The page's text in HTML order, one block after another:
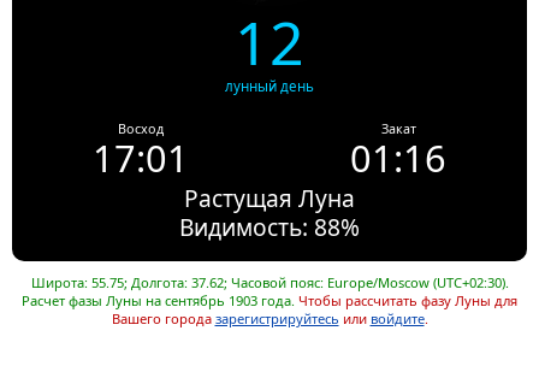
12
лунный день
Восход
17:01
Закат
01:16
Растущая Луна
Видимость: 88%
Широта: 55.75; Долгота: 37.62; Часовой пояс: Europe/Moscow (UTC+02:30).
Расчет фазы Луны на сентябрь 1903 года. Чтобы рассчитать фазу Луны для
Вашего города зарегистрируйтесь или войдите.